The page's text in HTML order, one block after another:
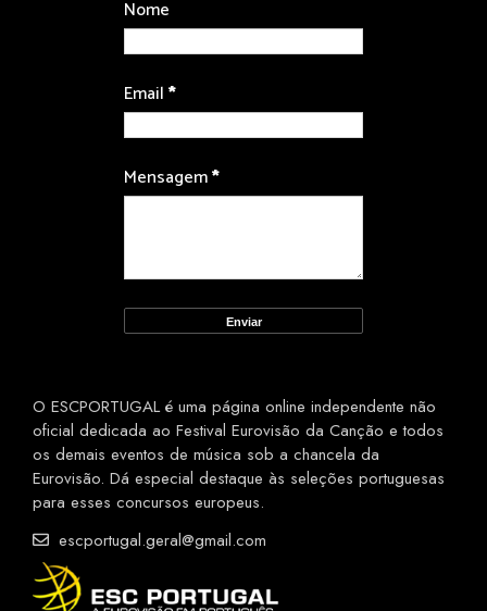
Nome
Email*
Mensagem*
O ESCPORTUGAL é uma página online independente não
oficial dedicada ao Festival Eurovisão da Canção e todos
os demais eventos de música sob a chancela da
Eurovisão. Dá especial destaque às seleções portuguesas
para esses concursos europeus.
escportugal.geral@gmail.com